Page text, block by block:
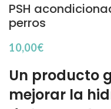
PSH
perros
10,00€
Un producto
mejorar la